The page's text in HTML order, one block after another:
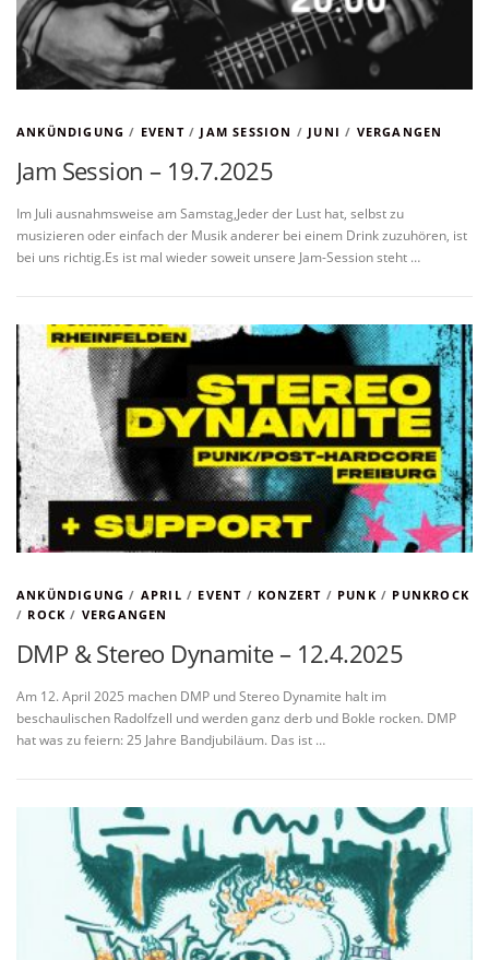
ANKÜNDIGUNG / EVENT/ JAM SESSION / JUNI / VERGANGEN
Jam Session – 19.7.2025
Im Juli ausnahmsweise am Samstag,Jeder der Lust hat, selbst zu
musizieren oder einfach der Musik anderer bei einem Drink zuzuhören, ist
bei uns richtig.Es ist mal wieder soweit unsere Jam-Session steht …
ANKÜNDIGUNG / APRIL / EVENT / KONZERT / PUNK / PUNKROCK
/ ROCK / VERGANGEN
DMP & Stereo Dynamite – 12.4.2025
Am 12. April 2025 machen DMP und Stereo Dynamite halt im
beschaulischen Radolfzell und werden ganz derb und Bokle rocken. DMP
hat was zu feiern: 25 Jahre Bandjubiläum. Das ist …